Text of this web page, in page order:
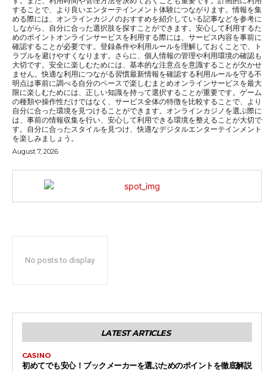
することで、より良いエンターテインメント体験につながります。情報を集
める際には、オンラインカジノのおすすめを紹介している記事などを参考に
しながら、自分に合った選択肢を探すことができます。安心して利用するた
めのポイントオンラインサービスを利用する際には、サービス内容を事前に
確認することが必要です。登録条件や利用ルールを理解しておくことで、ト
ラブルを避けやすくなります。さらに、個人情報の管理や利用環境の確認も
大切です。安全に楽しむためには、基本的な注意点を意識することが欠かせ
ません。快適な利用につながる習慣最新情報を確認する利用ルールを守る不
明点は事前に調べる自分のペースで楽しむまとめオンラインサービスを最大
限に楽しむためには、正しい知識を持って選択することが重要です。ゲーム
の種類や操作性だけではなく、サービス全体の特徴を比較することで、より
自分に合った環境を見つけることができます。オンラインカジノを選ぶ際に
は、事前の情報収集を行い、安心して利用できる環境を整えることが大切で
す。自分に合ったスタイルを見つけ、快適なデジタルエンターテインメント
を楽しみましょう。
August 7, 2026
No posts to display
LATEST ARTICLES
CASINO
初めてでも安心！ブックメーカーを選ぶためのポイントを徹底解説